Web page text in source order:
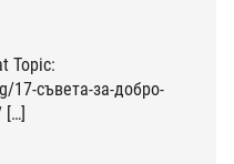
Topic:
17-съвета-за-добро-
[…]